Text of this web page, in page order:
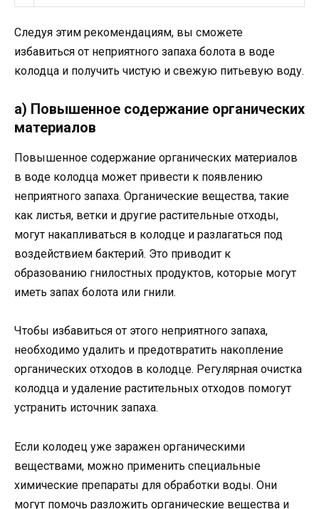
Следуя этим рекомендациям, вы сможете
избавиться от неприятного запаха болота в воде
колодца и получить чистую и свежую питьевую воду.
а) Повышенное содержание органических
материалов
Повышенное содержание органических материалов
в воде колодца может привести к появлению
неприятного запаха. Органические вещества, такие
как листья, ветки и другие растительные отходы,
могут накапливаться в колодце и разлагаться под
воздействием бактерий. Это приводит к
образованию гнилостных продуктов, которые могут
иметь запах болота или гнили.
Чтобы избавиться от этого неприятного запаха,
необходимо удалить и предотвратить накопление
органических отходов в колодце. Регулярная очистка
колодца и удаление растительных отходов помогут
устранить источник запаха.
Если колодец уже заражен органическими
веществами, можно применить специальные
химические препараты для обработки воды. Они
могут помочь разложить органические вещества и